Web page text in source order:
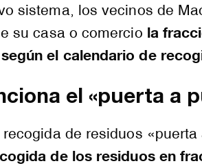
sistema, los vecinos de
su casa o comercio la
el calendario de
el «puerta a
de residuos
de los residuos en